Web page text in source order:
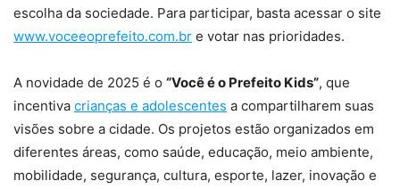
escolha da sociedade. Para participar, basta acessar o site
www.voceeoprefeito.com.br e votar nas prioridades.
A novidade de 2025 é o “Você é o Prefeito Kids”, que
incentiva crianças e adolescentes a compartilharem suas
visões sobre a cidade. Os projetos estão organizados em
diferentes áreas, como saúde, educação, meio ambiente,
mobilidade, segurança, cultura, esporte, lazer, inovação e